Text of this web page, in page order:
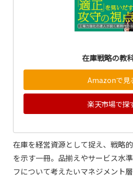
在庫戦略の教
Amazonで見
楽天市場で探
在庫を経営資源として捉え、戦略
を示す一冊。品揃えやサービス水
フについて考えたいマネジメント